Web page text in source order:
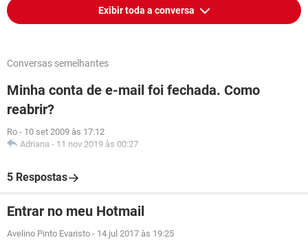
Exibir toda a conversa
Conversas semelhantes
Minha conta de e-mail foi fechada. Como
reabrir?
Ro - 10 set 2009 às 17:12
Adriana - 11 nov 2019 às 00:27
5 Respostas
Entrar no meu Hotmail
Avelino Pinto Evaristo - 14 jul 2017 às 19:25